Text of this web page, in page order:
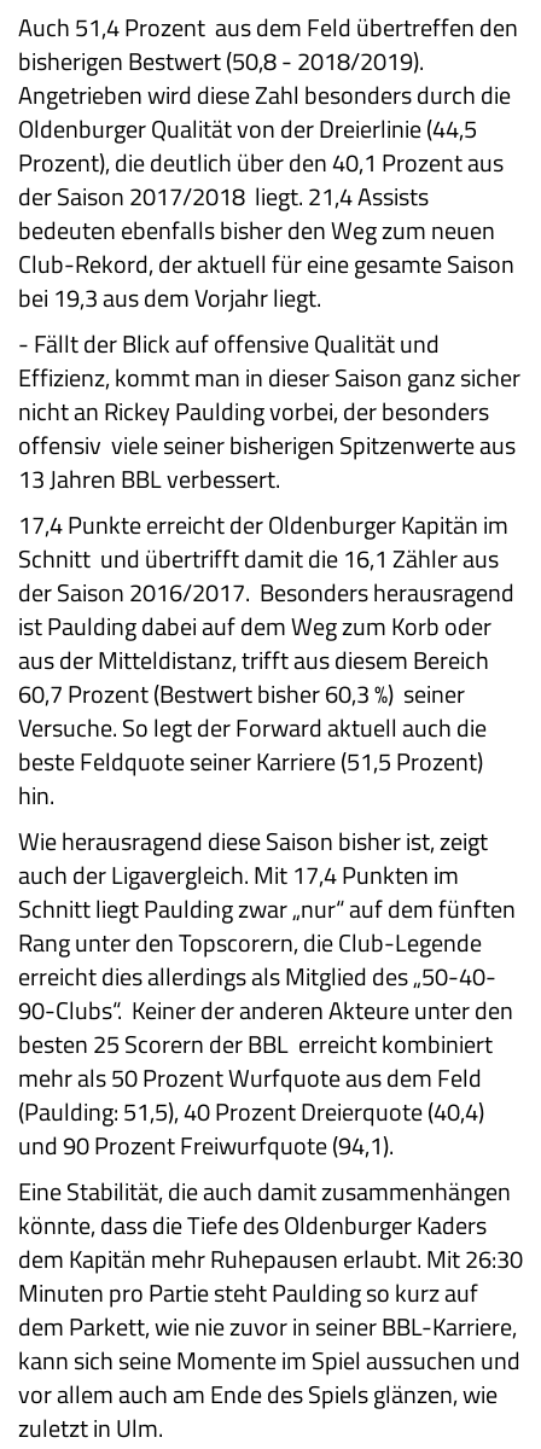
Auch 51,4 Prozent aus dem Feld übertreffen den
bisherigen Bestwert (50,8 - 2018/2019).
Angetrieben wird diese Zahl besonders durch die
Oldenburger Qualität von der Dreierlinie (44,5
Prozent), die deutlich über den 40,1 Prozent aus
der Saison 2017/2018 liegt. 21,4 Assists
bedeuten ebenfalls bisher den Weg zum neuen
Club-Rekord, der aktuell für eine gesamte Saison
bei 19,3 aus dem Vorjahr liegt.
-Fällt der Blick auf offensive Qualität und
Effizienz, kommt man in dieser Saison ganz sicher
nicht an Rickey Paulding vorbei, der besonders
offensiv viele seiner bisherigen Spitzenwerte aus
13 Jahren BBL verbessert.
17,4 Punkte erreicht der Oldenburger Kapitän im
Schnitt und übertrifft damit die 16,1 Zähler aus
der Saison 2016/2017. Besonders herausragend
ist Paulding dabei auf dem Weg zum Korb oder
aus der Mitteldistanz, trifft aus diesem Bereich
60,7 Prozent (Bestwert bisher 60,3 %) seiner
Versuche. So legt der Forward aktuell auch die
beste Feldquote seiner Karriere (51,5 Prozent)
hin.
Wie herausragend diese Saison bisher ist, zeigt
auch der Ligavergleich. Mit 17,4 Punkten im
Schnitt liegt Paulding zwar „nur“ auf dem fünften
Rang unter den Topscorern, die Club-Legende
erreicht dies allerdings als Mitglied des „50-40-
90-Clubs“. Keiner der anderen Akteure unter den
besten 25 Scorern der BBL erreicht kombiniert
mehr als 50 Prozent Wurfquote aus dem Feld
(Paulding: 51,5), 40 Prozent Dreierquote (40,4)
und 90 Prozent Freiwurfquote (94,1).
Eine Stabilität, die auch damit zusammenhängen
könnte, dass die Tiefe des Oldenburger Kaders
dem Kapitän mehr Ruhepausen erlaubt. Mit 26:30
Minuten pro Partie steht Paulding so kurz auf
dem Parkett, wie nie zuvor in seiner BBL-Karriere,
kann sich seine Momente im Spiel aussuchen und
vor allem auch am Ende des Spiels glänzen, wie
zuletzt in Ulm.